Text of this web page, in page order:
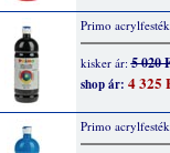
Primo
kisker ár:5 020
shop ár: 4 325
Primo